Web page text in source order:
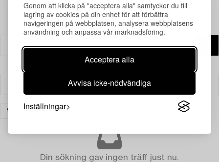
Genom att klicka på "acceptera alla" samtycker du till
lagring av cookies på din enhet för att förbättra
navigeringen på webbplatsen, analysera webbplatsens
användning och anpassa vår marknadsföring.
Acceptera alla
Avvisa icke-nödvändiga
Inställningar
Filter
MÖBLER OCH KONSTHANTVERK
Din sökning gav ingen träff just nu.